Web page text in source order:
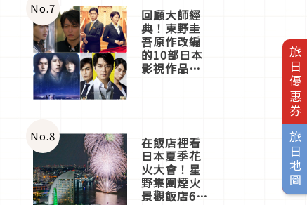
旅日優惠券
旅日地圖
No.7 回顧大師經
典！東野圭
吾原作改編
的10部日本
影視作品推
No.8 在飯店裡看
日本夏季花
火大會！星
野集團煙火
景觀飯店6